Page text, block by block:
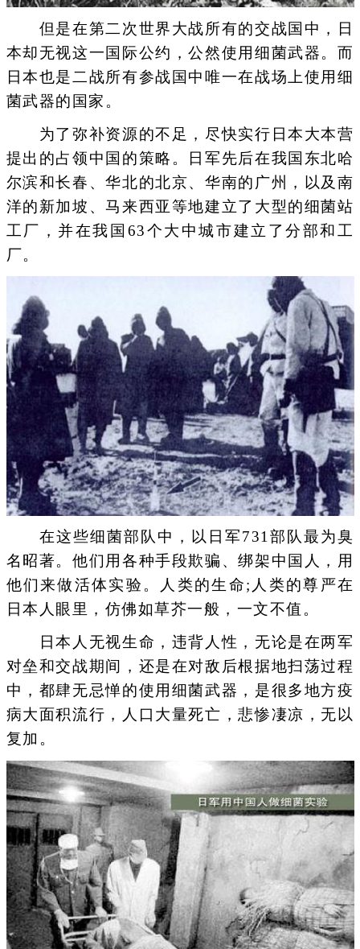
但是在第二次世界大战所有的交战国中，日
本却无视这一国际公约，公然使用细菌武器。而
日本也是二战所有参战国中唯一在战场上使用细
菌武器的国家。
为了弥补资源的不足，尽快实行日本大本营
提出的占领中国的策略。日军先后在我国东北哈
尔滨和长春、华北的北京、华南的广州，以及南
洋的新加坡、马来西亚等地建立了大型的细菌站
工厂，并在我国63个大中城市建立了分部和工
厂。
在这些细菌部队中，以日军731部队最为臭
名昭著。他们用各种手段欺骗、绑架中国人，用
他们来做活体实验。人类的生命;人类的尊严在
日本人眼里，仿佛如草芥一般，一文不值。
日本人无视生命，违背人性，无论是在两军
对垒和交战期间，还是在对敌后根据地扫荡过程
中，都肆无忌惮的使用细菌武器，是很多地方疫
病大面积流行，人口大量死亡，悲惨凄凉，无以
复加。